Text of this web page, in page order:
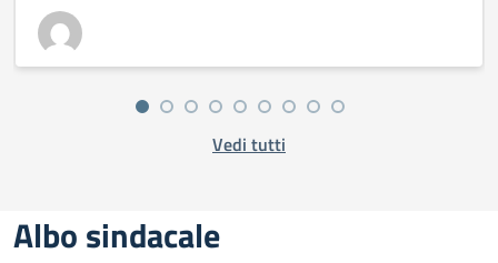
Vedi tutti
Albo sindacale